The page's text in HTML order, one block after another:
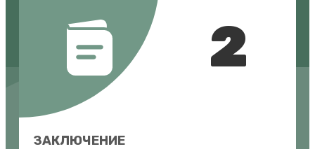
2
ЗАКЛЮЧЕНИЕ